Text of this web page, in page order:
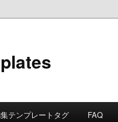
テンプレートタグ FAQ